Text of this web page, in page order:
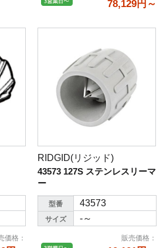
78,129円～
価格 ：
RIDGID(リジッド)
43573 127S ステンレスリーマ
ー
型番 43573
サイズ -～
販売価格 ：